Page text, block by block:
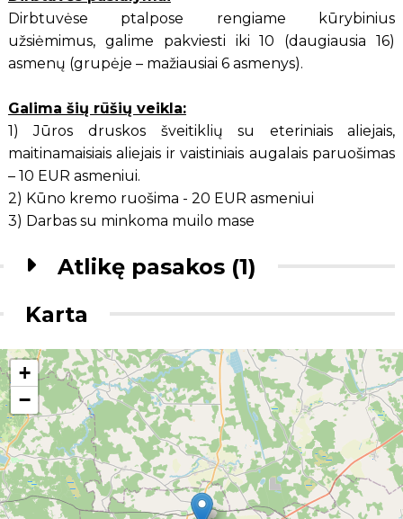
Dirbtuvėse ptalpose rengiame kūrybinius
užsiėmimus, galime pakviesti iki 10 (daugiausia 16)
asmenų (grupėje – mažiausiai 6 asmenys).
Galima šių rūšių veikla:
1) Jūros druskos šveitiklių su eteriniais aliejais,
maitinamaisiais aliejais ir vaistiniais augalais paruošimas
– 10 EUR asmeniui.
2) Kūno kremo ruošima - 20 EUR asmeniui
3) Darbas su minkoma muilo mase
Atlikę pasakos (1)
Karta
+
−